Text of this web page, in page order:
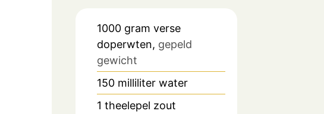
1000 gram verse
doperwten, gepeld
gewicht
150 milliliter water
1 theelepel zout